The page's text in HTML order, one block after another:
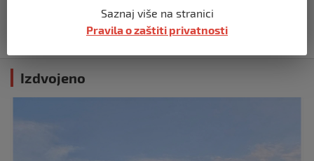
Bošnjacima na području Vlasenice
prije 3 godine
Izdvojeno
Saznaj više na stranici
Pravila o zaštiti privatnosti